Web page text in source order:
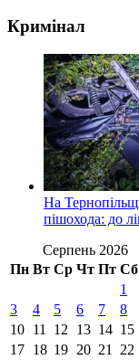
Кримінал
На
пішохода: до
Серпень 2026
Пн Вт Ср Чт Пт Сб
1
3
4 5 6 7 8
10 11 12 13 14 15
17 18 19 20 21 22